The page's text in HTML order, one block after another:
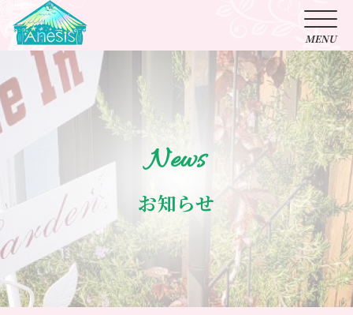
News
お知らせ